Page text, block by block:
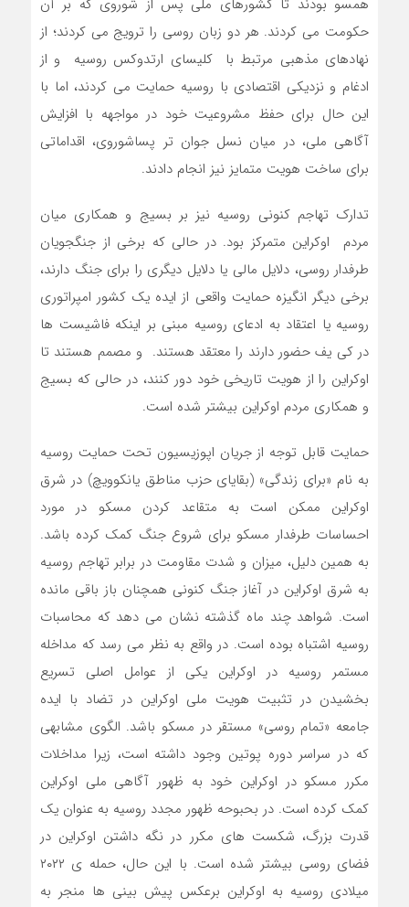
همسو بودند تا کشورهای ملی پس از شوروی که بر آن
حکومت می کردند. هر دو زبان روسی را ترویج می کردند؛ از
نهادهای مذهبی مرتبط با کلیسای ارتدوکس روسیه و از
ادغام و نزدیکی اقتصادی با روسیه حمایت می کردند، اما با
این حال برای حفظ مشروعیت خود در مواجهه با افزایش
آگاهی ملی، در میان نسل جوان تر پساشوروی، اقداماتی
برای ساخت هویت متمایز نیز انجام دادند.
تدارک تهاجم کنونی روسیه نیز بر بسیج و همکاری میان
مردم اوکراین متمرکز بود. در حالی که برخی از جنگجویان
طرفدار روسی، دلایل مالی یا دلایل دیگری را برای جنگ دارند،
برخی دیگر انگیزه حمایت واقعی از ایده یک کشور امپراتوری
روسیه یا اعتقاد به ادعای روسیه مبنی بر اینکه فاشیست ها
در کی یف حضور دارند را معتقد هستند. و مصمم هستند تا
اوکراین را از هویت تاریخی خود دور کنند، در حالی که بسیج
و همکاری مردم اوکراین بیشتر شده است.
حمایت قابل توجه از جریان اپوزیسیون تحت حمایت روسیه
به نام «برای زندگی» (بقایای حزب مناطق یانکوویچ) در شرق
اوکراین ممکن است به متقاعد کردن مسکو در مورد
احساسات طرفدار مسکو برای شروع جنگ کمک کرده باشد.
به همین دلیل، میزان و شدت مقاومت در برابر تهاجم روسیه
به شرق اوکراین در آغاز جنگ کنونی همچنان باز باقی مانده
است. شواهد چند ماه گذشته نشان می دهد که محاسبات
روسیه اشتباه بوده است. در واقع به نظر می رسد که مداخله
مستمر روسیه در اوکراین یکی از عوامل اصلی تسریع
بخشیدن در تثبیت هویت ملی اوکراین در تضاد با ایده
جامعه «تمام روسی» مستقر در مسکو باشد. الگوی مشابهی
که در سراسر دوره پوتین وجود داشته است، زیرا مداخلات
مکرر مسکو در اوکراین خود به ظهور آگاهی ملی اوکراین
کمک کرده است. در بحبوحه ظهور مجدد روسیه به عنوان یک
قدرت بزرگ، شکست های مکرر در نگه داشتن اوکراین در
فضای روسی بیشتر شده است. با این حال، حمله ی ۲۰۲۲
میلادی روسیه به اوکراین برعکس پیش بینی ها منجر به